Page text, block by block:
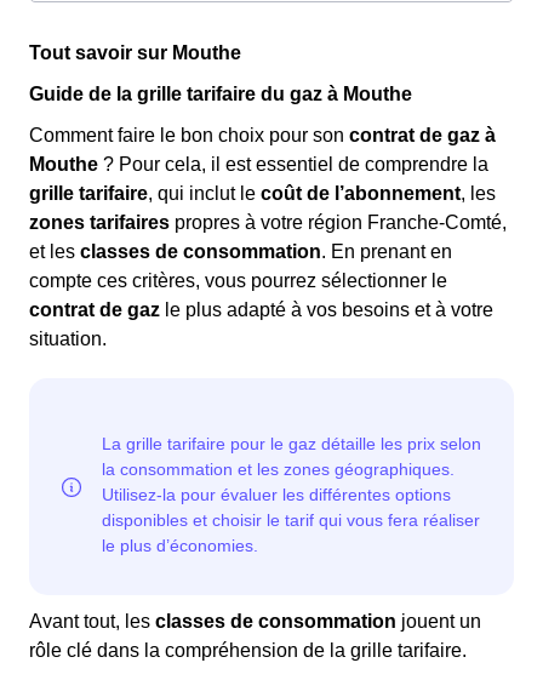
Tout savoir sur Mouthe
Guide de la grille tarifaire du gaz à Mouthe
Comment faire le bon choix pour son contrat de gaz à
Mouthe ? Pour cela, il est essentiel de comprendre la
grille tarifaire, qui inclut le coût de l’abonnement, les
zones tarifaires propres à votre région Franche-Comté,
et les classes de consommation. En prenant en
compte ces critères, vous pourrez sélectionner le
contrat de gaz le plus adapté à vos besoins et à votre
situation.
Avant tout, les classes de consommation jouent un
rôle clé dans la compréhension de la grille tarifaire.